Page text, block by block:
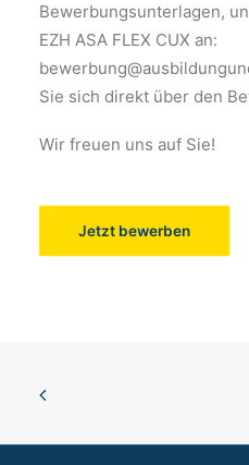
Bewerbungsunterlagen,
EZH ASA FLEX CUX an:
Sie sich direkt über den
Wir freuen uns auf Sie!
Jetzt bewerben